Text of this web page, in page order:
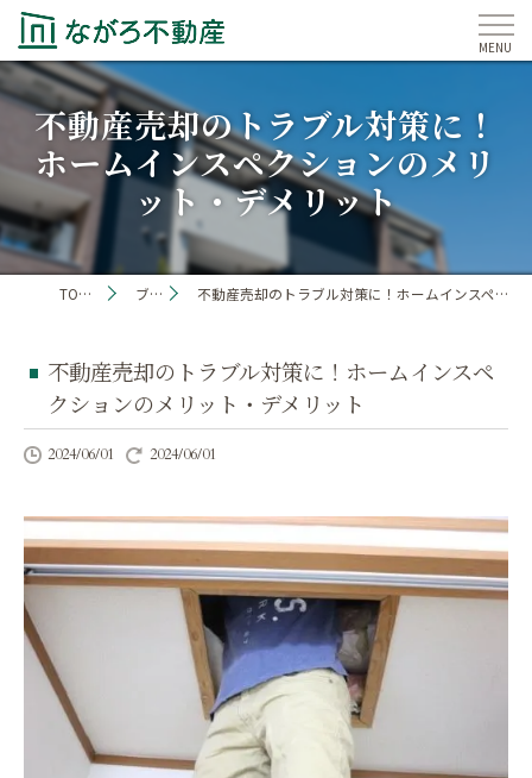
不動産売却のトラブル対策に！
ホームインスペクションのメリ
ット・デメリット
TOP PAGE ブログ 不動産売却のトラブル対策に！ホームインスペクションのメリット・デメリット
不動産売却のトラブル対策に！ホームインスペ
クションのメリット・デメリット
2024/06/01 2024/06/01